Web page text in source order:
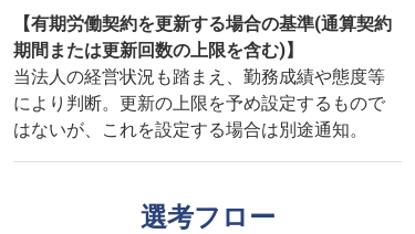
【有期労働契約を更新する場合の基準(通算契約
期間または更新回数の上限を含む)】
当法人の経営状況も踏まえ、勤務成績や態度等
により判断。更新の上限を予め設定するもので
はないが、これを設定する場合は別途通知。
選考フロー